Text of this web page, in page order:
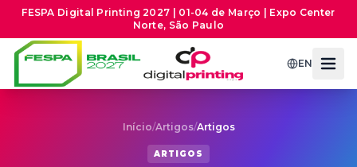
FESPA Digital Printing 2027 | 01-04 de Março | Expo Center
Norte, São Paulo
EN
Início/Artigos/Artigos
ARTIGOS